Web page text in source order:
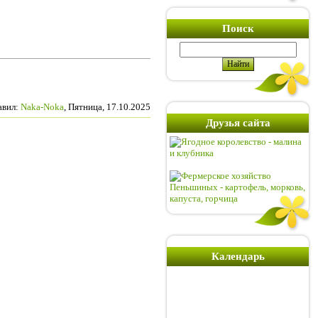
: Naka-Noka , Пятница, 17.10.2025
Поиск
Друзья сайта
Календарь